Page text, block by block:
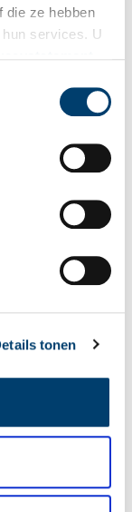
die ze hebben
services. U
tonen
en een dorps
Historische
voorzitter sinds
teken van
Amsterdamse